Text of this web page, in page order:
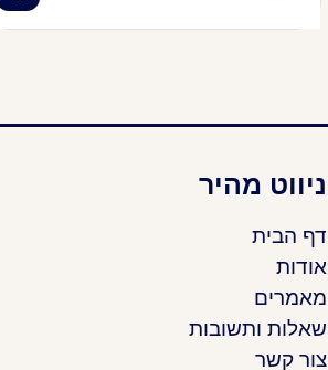
ניווט מהיר
דף הבית
אודות
מאמרים
שאלות ותשובות
צור קשר